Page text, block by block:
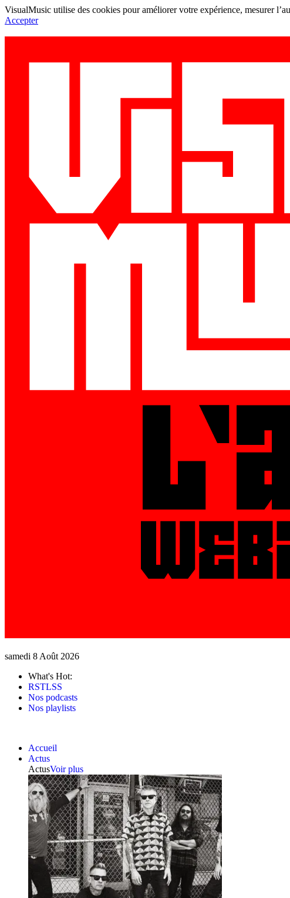
VisualMusic utilise des cookies pour améliorer votre expérience, mesurer
Accepter
samedi 8 Août 2026
What's Hot:
RSTLSS
Nos podcasts
Nos playlists
Accueil
Actus
ActusVoir plus